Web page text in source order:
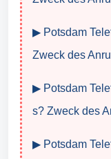
▶ Potsdam
Zweck des
▶ Potsdam
s? Zweck des
▶ Potsdam